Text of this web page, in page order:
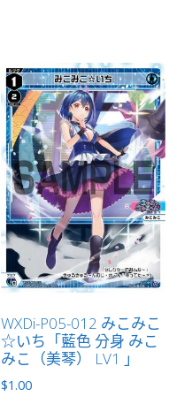
WXDi-P05-012 みこみこ
☆いち「藍色 分身 みこ
みこ（美琴） LV1 」
$1.00